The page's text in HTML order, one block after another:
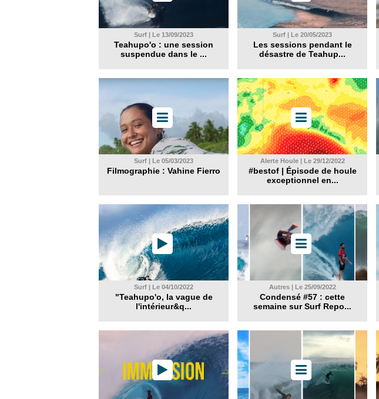
Surf | Le 13/09/2023
Teahupo'o : une session
suspendue dans le ...
Surf | Le 20/05/2023
Les sessions pendant le
désastre de Teahup...
Surf | Le 05/03/2023
Filmographie : Vahine Fierro
Alerte Houle | Le 29/12/2022
#bestof | Épisode de houle
exceptionnel en...
Surf | Le 04/10/2022
"Teahupo'o, la vague de
l'intérieur&q...
Autres | Le 25/09/2022
Condensé #57 : cette
semaine sur Surf Repo...